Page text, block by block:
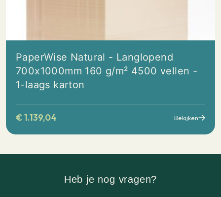
PaperWise Natural - Langlopend
700x1000mm 160 g/m² 4500 vellen -
1-laags karton
€1.139,04 Bekijken
Heb je nog vragen?